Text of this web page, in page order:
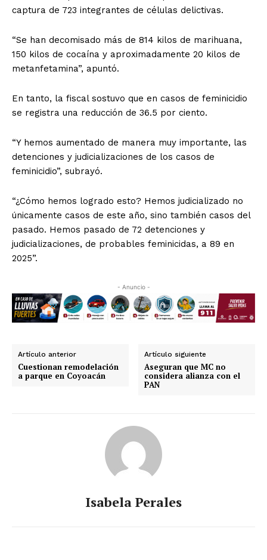
captura de 723 integrantes de células delictivas.
“Se han decomisado más de 814 kilos de marihuana,
150 kilos de cocaína y aproximadamente 20 kilos de
metanfetamina”, apuntó.
En tanto, la fiscal sostuvo que en casos de feminicidio
se registra una reducción de 36.5 por ciento.
“Y hemos aumentado de manera muy importante, las
detenciones y judicializaciones de los casos de
feminicidio”, subrayó.
“¿Cómo hemos logrado esto? Hemos judicializado no
únicamente casos de este año, sino también casos del
pasado. Hemos pasado de 72 detenciones y
judicializaciones, de probables feminicidas, a 89 en
2025”.
- Anuncio -
Artículo anterior
Cuestionan remodelación
a parque en Coyoacán
Artículo siguiente
Aseguran que MC no
considera alianza con el
PAN
Isabela Perales